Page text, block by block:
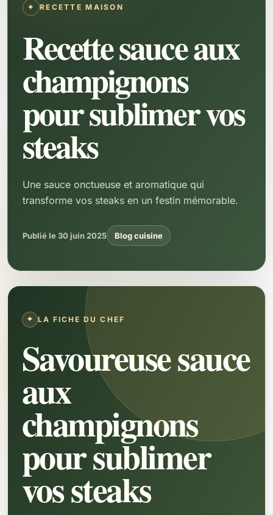
✦ RECETTE MAISON
Recette sauce aux
champignons
pour sublimer vos
steaks
Une sauce onctueuse et aromatique qui
transforme vos steaks en un festin mémorable.
Publié le 30 juin 2025 Blog cuisine
LA FICHE DU CHEF
Savoureuse sauce
aux
champignons
pour sublimer
vos steaks